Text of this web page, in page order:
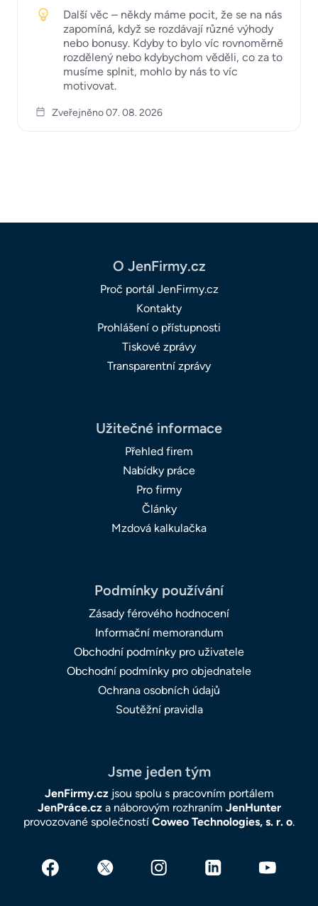
Další věc – někdy máme pocit, že se na nás
zapomíná, když se rozdávají různé výhody
nebo bonusy. Kdyby to bylo víc rovnoměrně
rozdělený nebo kdybychom věděli, co za to
musíme splnit, mohlo by nás to víc
motivovat.
Zveřejněno 07. 08. 2026
O JenFirmy.cz
Proč portál JenFirmy.cz
Kontakty
Prohlášení o přístupnosti
Tiskové zprávy
Transparentní zprávy
Užitečné informace
Přehled firem
Nabídky práce
Pro firmy
Články
Mzdová kalkulačka
Podmínky používání
Zásady férového hodnocení
Informační memorandum
Obchodní podmínky pro uživatele
Obchodní podmínky pro objednatele
Ochrana osobních údajů
Soutěžní pravidla
Jsme jeden tým
JenFirmy.czjsou spolu s pracovním portálem
JenPráce.cza náborovým rozhraním JenHunter
provozované společností Coweo Technologies, s. r. o.